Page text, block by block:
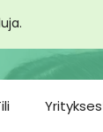
kpl
määrä